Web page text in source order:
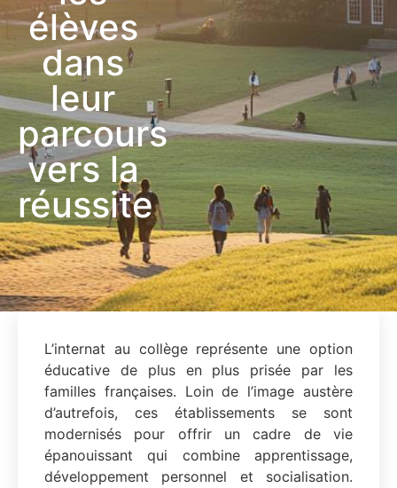
élèves
dans
leur
parcours
vers la
réussite
L’internat au collège représente une option
éducative de plus en plus prisée par les
familles françaises. Loin de l’image austère
d’autrefois, ces établissements se sont
modernisés pour offrir un cadre de vie
épanouissant qui combine apprentissage,
développement personnel et socialisation.